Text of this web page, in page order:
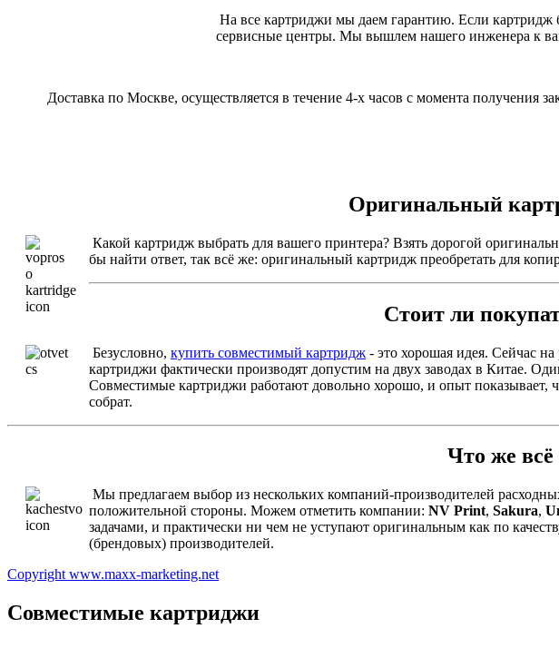
На все картриджи мы даем гарантию. Если картридж
сервисные центры. Мы вышлем нашего инженера к
Доставка по Москве, осуществляется в течение 4-х часов с момента получения
Оригинальный
Какой картридж выбрать для вашего принтера? Взять дорогой
бы найти ответ, так всё же: оригинальный картридж преобретать для
Стоит ли
Безусловно, купить совместимый картридж - это хорошая идея. Сейчас
картриджи фактически производят допустим на двух заводах в Китае.
Совместимые картриджи работают довольно хорошо, и опыт показывает,
собрат.
Что же
Мы предлагаем выбор из нескольких компаний-производителей
положительной стороны. Можем отметить компании: NV Print, Sakura,
задачами, и практически ни чем не уступают оригинальным как по
(брендовых) производителей.
Copyright www.maxx-marketing.net
Совместимые картриджи